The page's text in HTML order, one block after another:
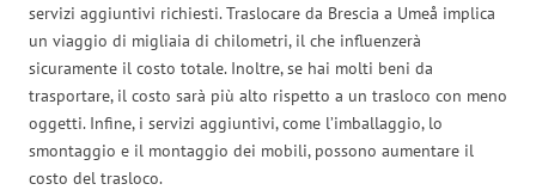
servizi aggiuntivi richiesti. Traslocare da Brescia a Umeå implica
un viaggio di migliaia di chilometri, il che influenzerà
sicuramente il costo totale. Inoltre, se hai molti beni da
trasportare, il costo sarà più alto rispetto a un trasloco con meno
oggetti. Infine, i servizi aggiuntivi, come l’imballaggio, lo
smontaggio e il montaggio dei mobili, possono aumentare il
costo del trasloco.